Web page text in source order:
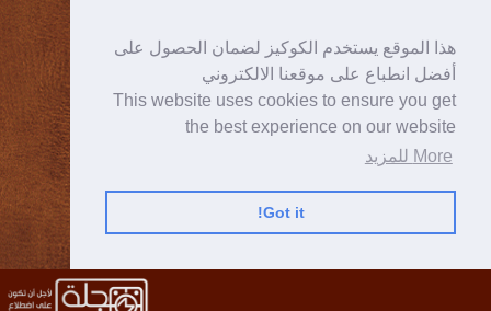
هذا الموقع يستخدم الكوكيز لضمان الحصول على
أفضل انطباع على موقعنا الالكتروني
This website uses cookies to ensure you get
the best experience on our website
More للمزيد
Got it!